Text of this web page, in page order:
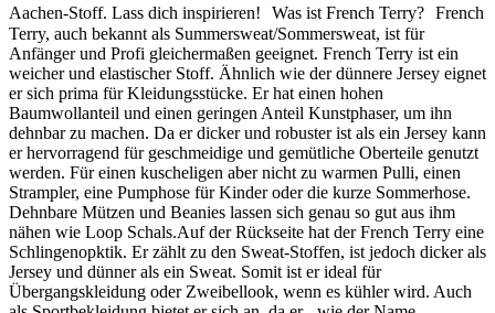
Aachen-Stoff. Lass dich inspirieren! Was ist French Terry? French
Terry, auch bekannt als Summersweat/Sommersweat, ist für
Anfänger und Profi gleichermaßen geeignet. French Terry ist ein
weicher und elastischer Stoff. Ähnlich wie der dünnere Jersey eignet
er sich prima für Kleidungsstücke. Er hat einen hohen
Baumwollanteil und einen geringen Anteil Kunstphaser, um ihn
dehnbar zu machen. Da er dicker und robuster ist als ein Jersey kann
er hervorragend für geschmeidige und gemütliche Oberteile genutzt
werden. Für einen kuscheligen aber nicht zu warmen Pulli, einen
Strampler, eine Pumphose für Kinder oder die kurze Sommerhose.
Dehnbare Mützen und Beanies lassen sich genau so gut aus ihm
nähen wie Loop Schals.Auf der Rückseite hat der French Terry eine
Schlingenopktik. Er zählt zu den Sweat-Stoffen, ist jedoch dicker als
Jersey und dünner als ein Sweat. Somit ist er ideal für
Übergangskleidung oder Zweibellook, wenn es kühler wird. Auch